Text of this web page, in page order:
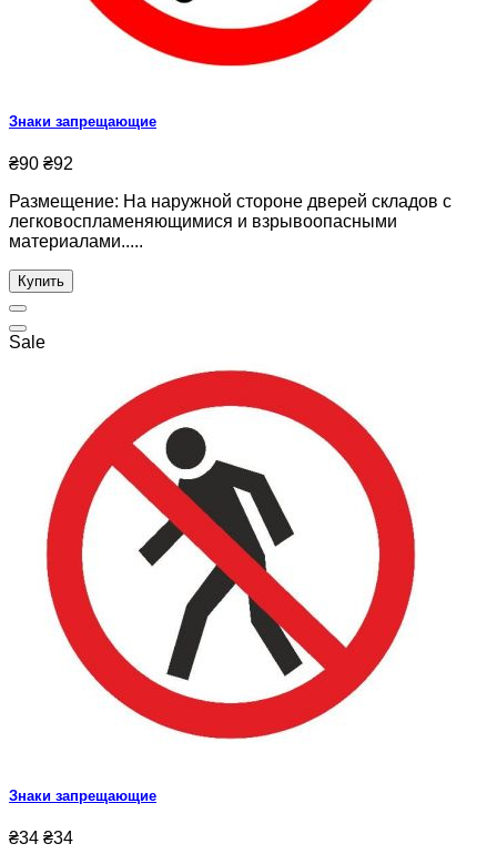
Знаки запрещающие
₴90 ₴92
Размещение: На наружной стороне дверей складов с
легковоспламеняющимися и взрывоопасными
материалами.....
Купить
Sale
Знаки запрещающие
₴34 ₴34